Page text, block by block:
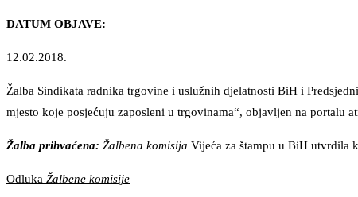
DATUM OBJAVE:
12.02.2018.
Žalba Sindikata radnika trgovine i uslužnih djelatnosti BiH i
mjesto koje posjećuju zaposleni u trgovinama“, objavljen na portalu
Žalba prihvaćena: Žalbena komisija Vijeća za štampu u BiH utvrdila
Odluka Žalbene komisije